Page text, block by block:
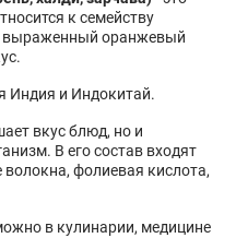
к семейству
выраженный оранжевый
Индия и Индокитай.
вкус блюд, но и
В его состав входят
фолиевая кислота,
в кулинарии, медицине